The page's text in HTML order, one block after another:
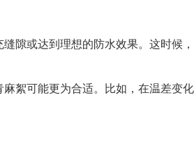
隙或达到理想的防水效果。这时候
絮可能更为合适。比如，在温差变